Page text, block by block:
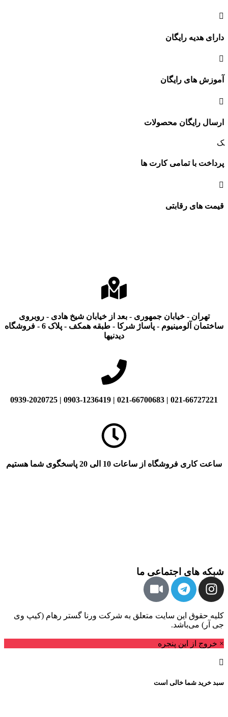
دارای هدیه رایگان
آموزش های رایگان
ارسال رایگان محصولات
پرداخت با تمامی کارت ها
قیمت های رقابتی
تهران - خیابان جمهوری - بعد از خیابان شیخ هادی - روبروی
ساختمان آلومینیوم - پاساژ شرکا - طبقه همکف - پلاک 6 - فروشگاه
دیدنیها
021-66727221 | 021-66700683 | 0903-1236419 | 0939-2020725
ساعت کاری فروشگاه از ساعات 10 الی 20 پاسخگوی شما هستیم
شبکه های اجتماعی ما
کلیه حقوق این سایت متعلق به شرکت ورنا گستر رهام (کیپ وی
جی آر) می‌باشد.
× خروج از این پنجره
سبد خرید شما خالی است